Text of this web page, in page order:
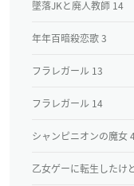
墜落JKと廃人教師 14
年年百暗殺恋歌 3
フラレガール 13
フラレガール 14
シャンピニオンの魔女
乙女ゲーに転生したけ